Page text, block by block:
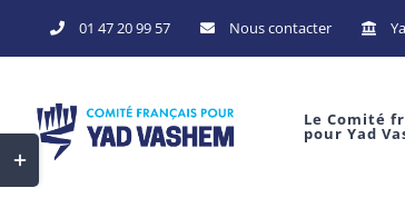
to
01 47 20 99 57 Nous contacter
Le Comité
pour Yad
Toggle
Sliding